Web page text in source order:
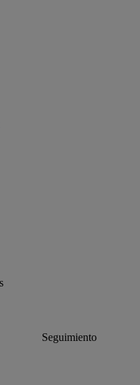
Seguimiento